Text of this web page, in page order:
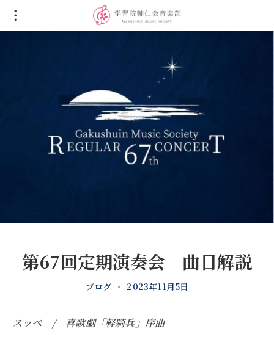
第67回定期演奏会 曲目解説
ブログ • 2023年11月5日
スッペ / 喜歌劇「軽騎兵」序曲